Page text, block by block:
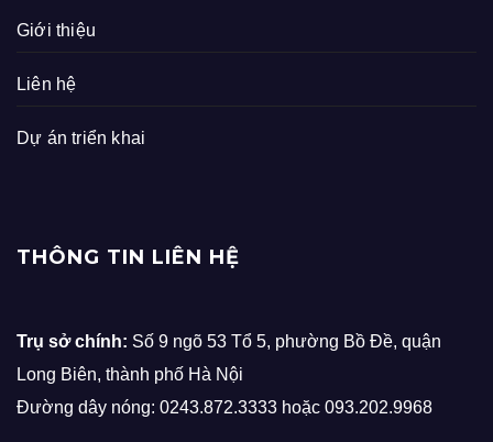
Giới thiệu
Liên hệ
Dự án triển khai
THÔNG TIN LIÊN HỆ
Trụ sở chính: Số 9 ngõ 53 Tổ 5, phường Bồ Đề, quận
Long Biên, thành phố Hà Nội
Đường dây nóng: 0243.872.3333 hoặc 093.202.9968